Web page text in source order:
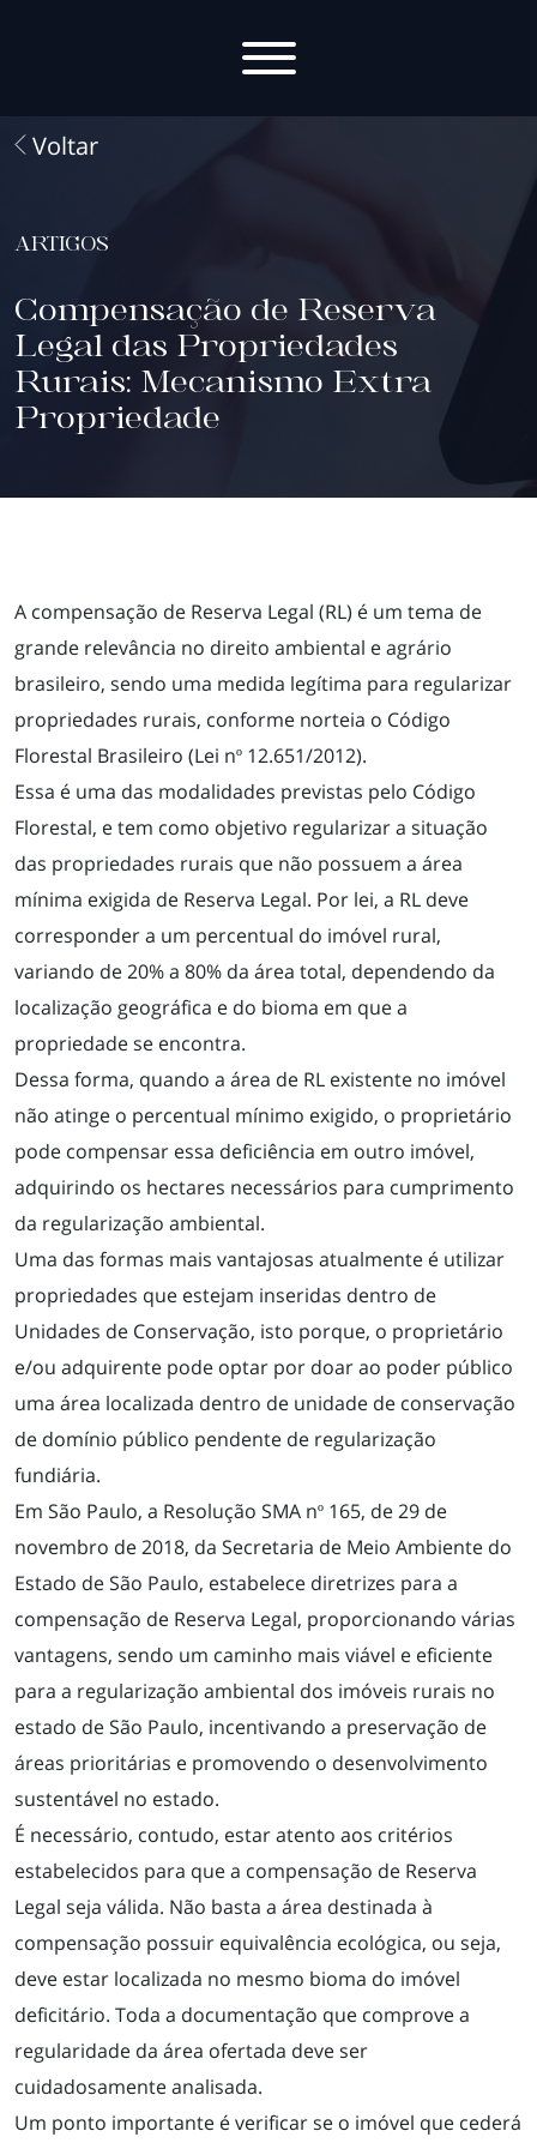
Voltar
ARTIGOS
Compensação de Reserva
Legal das Propriedades
Rurais: Mecanismo Extra
Propriedade
A compensação de Reserva Legal (RL) é um tema de
grande relevância no direito ambiental e agrário
brasileiro, sendo uma medida legítima para regularizar
propriedades rurais, conforme norteia o Código
Florestal Brasileiro (Lei nº 12.651/2012).
Essa é uma das modalidades previstas pelo Código
Florestal, e tem como objetivo regularizar a situação
das propriedades rurais que não possuem a área
mínima exigida de Reserva Legal. Por lei, a RL deve
corresponder a um percentual do imóvel rural,
variando de 20% a 80% da área total, dependendo da
localização geográfica e do bioma em que a
propriedade se encontra.
Dessa forma, quando a área de RL existente no imóvel
não atinge o percentual mínimo exigido, o proprietário
pode compensar essa deficiência em outro imóvel,
adquirindo os hectares necessários para cumprimento
da regularização ambiental.
Uma das formas mais vantajosas atualmente é utilizar
propriedades que estejam inseridas dentro de
Unidades de Conservação, isto porque, o proprietário
e/ou adquirente pode optar por doar ao poder público
uma área localizada dentro de unidade de conservação
de domínio público pendente de regularização
fundiária.
Em São Paulo, a Resolução SMA nº 165, de 29 de
novembro de 2018, da Secretaria de Meio Ambiente do
Estado de São Paulo, estabelece diretrizes para a
compensação de Reserva Legal, proporcionando várias
vantagens, sendo um caminho mais viável e eficiente
para a regularização ambiental dos imóveis rurais no
estado de São Paulo, incentivando a preservação de
áreas prioritárias e promovendo o desenvolvimento
sustentável no estado.
É necessário, contudo, estar atento aos critérios
estabelecidos para que a compensação de Reserva
Legal seja válida. Não basta a área destinada à
compensação possuir equivalência ecológica, ou seja,
deve estar localizada no mesmo bioma do imóvel
deficitário. Toda a documentação que comprove a
regularidade da área ofertada deve ser
cuidadosamente analisada.
Um ponto importante é verificar se o imóvel que cederá